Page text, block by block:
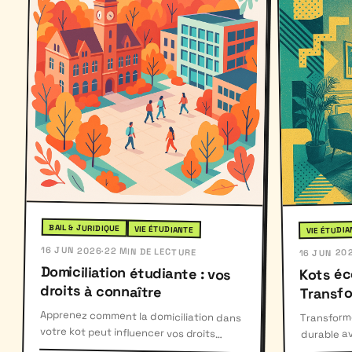
BAIL & JURIDIQUE VIE ÉTUDIANTE
16 JUN 2026·22 MIN DE LECTURE
Domiciliation étudiante : vos
droits à connaître
Apprenez comment la domiciliation dans
votre kot peut influencer vos droits
sociaux et fiscaux, et comment
VIE
16 JUN
Kots
durable